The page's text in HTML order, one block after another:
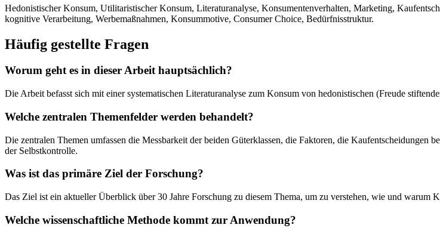
Hedonistischer Konsum, Utilitaristischer Konsum, Literaturanalyse, Konsumentenverhalten, Marketing,
kognitive Verarbeitung, Werbemaßnahmen, Konsummotive, Consumer Choice, Bedürfnisstruktur.
Häufig gestellte Fragen
Worum geht es in dieser Arbeit hauptsächlich?
Die Arbeit befasst sich mit einer systematischen Literaturanalyse zum Konsum von hedonistischen (Freude
Welche zentralen Themenfelder werden behandelt?
Die zentralen Themen umfassen die Messbarkeit der beiden Güterklassen, die Faktoren, die Kaufentscheidungen
der Selbstkontrolle.
Was ist das primäre Ziel der Forschung?
Das Ziel ist ein aktueller Überblick über 30 Jahre Forschung zu diesem Thema, um zu verstehen, wie und warum
Welche wissenschaftliche Methode kommt zur Anwendung?